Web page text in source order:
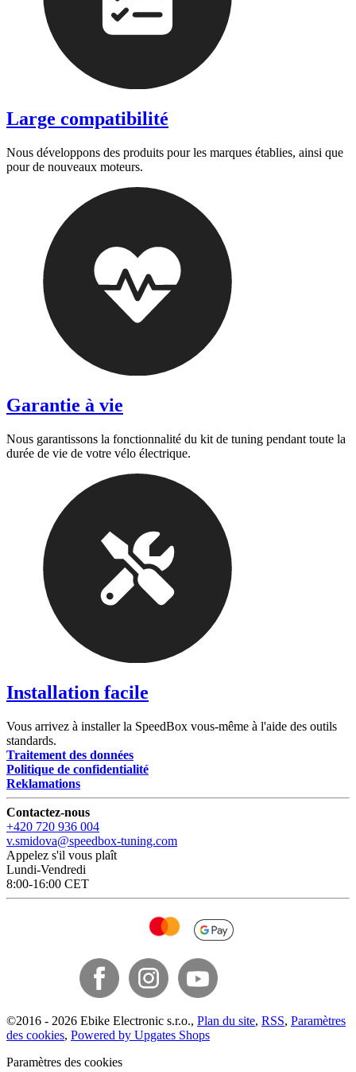
Large compatibilité
Nous développons des produits pour les marques établies, ainsi que
pour de nouveaux moteurs.
Garantie à vie
Nous garantissons la fonctionnalité du kit de tuning pendant toute la
durée de vie de votre vélo électrique.
Installation facile
Vous arrivez à installer la SpeedBox vous-même à l'aide des outils
standards.
Traitement des données
Politique de confidentialité
Reklamations
Contactez-nous
+420 720 936 004
v.smidova@speedbox-tuning.com
Appelez s'il vous plaît
Lundi-Vendredi
8:00-16:00 CET
©2016 - 2026 Ebike Electronic s.r.o., Plan du site, RSS, Paramètres
des cookies, Powered by Upgates Shops
Paramètres des cookies